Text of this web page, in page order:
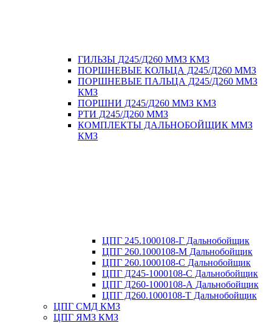
ГИЛЬЗЫ Д245/Д260 ММЗ КМЗ
ПОРШНЕВЫЕ КОЛЬЦА Д245/Д260 ММЗ
ПОРШНЕВЫЕ ПАЛЬЦА Д245/Д260 ММЗ
КМЗ
ПОРШНИ Д245/Д260 ММЗ КМЗ
РТИ Д245/Д260 ММЗ
КОМПЛЕКТЫ ДАЛЬНОБОЙЩИК ММЗ
КМЗ
ЦПГ 245.1000108-Г Дальнобойщик
ЦПГ 260.1000108-М Дальнобойщик
ЦПГ 260.1000108-С Дальнобойщик
ЦПГ Д245-1000108-С Дальнобойщик
ЦПГ Д260-1000108-А Дальнобойщик
ЦПГ Д260.1000108-Т Дальнобойщик
ЦПГ СМД КМЗ
ЦПГ ЯМЗ КМЗ